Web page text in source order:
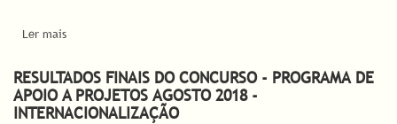
Ler mais
RESULTADOS FINAIS DO CONCURSO - PROGRAMA DE
APOIO A PROJETOS AGOSTO 2018 -
INTERNACIONALIZAÇÃO